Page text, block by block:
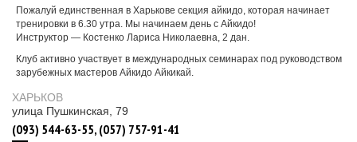
Пожалуй единственная в Харькове секция айкидо, которая начинает
тренировки в 6.30 утра. Мы начинаем день с Айкидо!
Инструктор — Костенко Лариса Николаевна, 2 дан.
Клуб активно участвует в международных семинарах под руководством
зарубежных мастеров Айкидо Айкикай.
ХАРЬКОВ
улица Пушкинская, 79
(093) 544-63-55, (057) 757-91-41